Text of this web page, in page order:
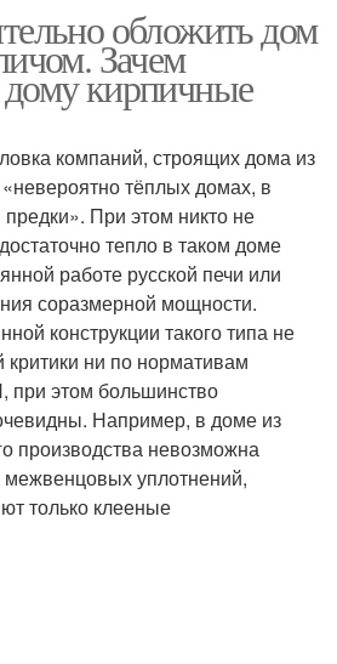
обложить дом
Зачем
кирпичные
компаний, строящих дома из
«невероятно тёплых домах, в
При этом никто не
тепло в таком доме
работе русской печи или
соразмерной мощности.
конструкции такого типа не
ни по нормативам
этом большинство
Например, в доме из
производства невозможна
межвенцовых уплотнений,
только клееные